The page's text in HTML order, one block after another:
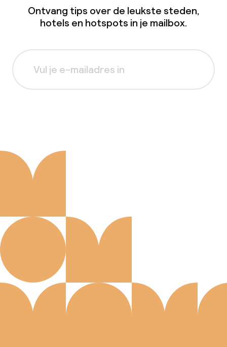
Ontvang tips over de leukste steden,
hotels en hotspots in je mailbox.